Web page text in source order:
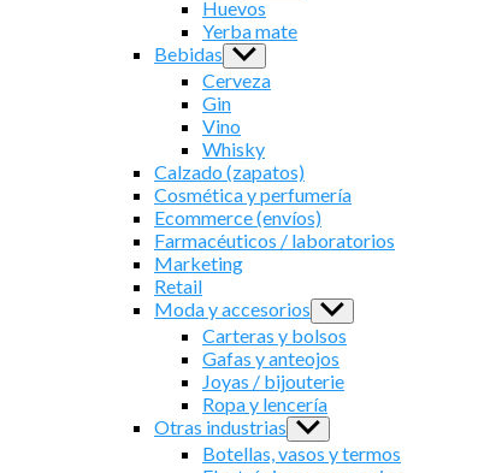
Huevos
Yerba mate
Bebidas Show
sub
menu
Cerveza
Gin
Vino
Whisky
Calzado (zapatos)
Cosmética y perfumería
Ecommerce (envíos)
Farmacéuticos / laboratorios
Marketing
Retail
Moda y accesorios Show
sub
menu
Carteras y bolsos
Gafas y anteojos
Joyas / bijouterie
Ropa y lencería
Otras industrias Show
sub
menu
Botellas, vasos y termos